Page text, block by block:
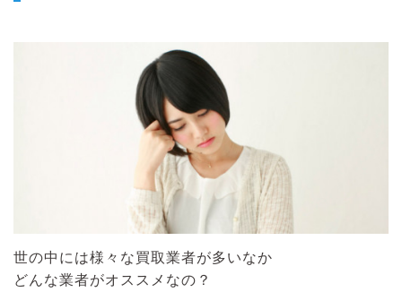
世の中には様々な買取業者が多いなか
どんな業者がオススメなの？